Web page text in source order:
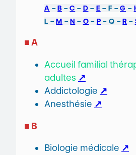
A –B –C – D – E – F –G –
L –M –N – O – P – Q –R –
■ A
Accueil familial
adultes ↗
Addictologie ↗
Anesthésie ↗
■ B
Biologie médicale ↗